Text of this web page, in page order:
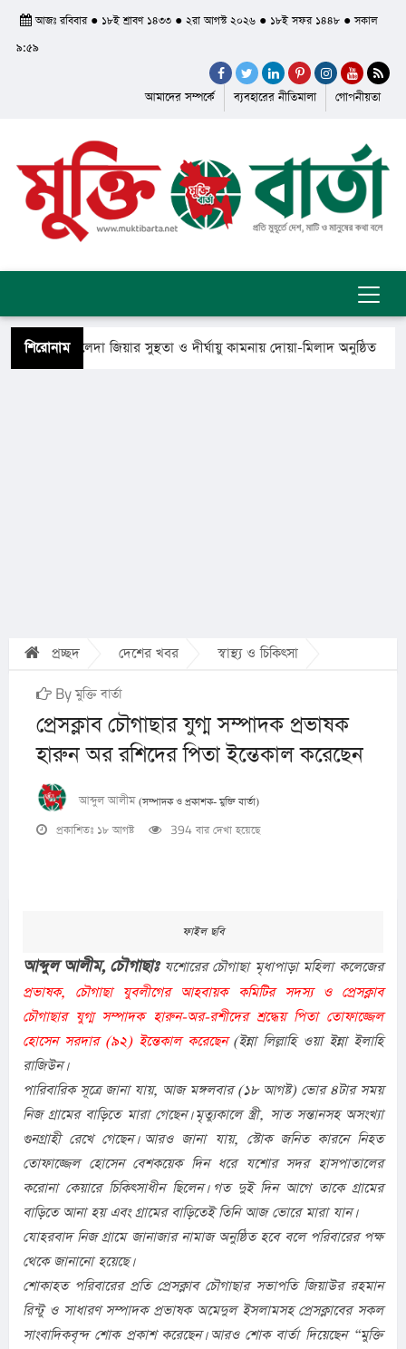
আজঃ রবিবার ● ১৮ই শ্রাবণ ১৪৩৩ ● ২রা আগস্ট ২০২৬ ● ১৮ই সফর ১৪৪৮ ● সকাল
৯:৫৯
আমাদের সম্পর্কে ব্যবহারের নীতিমালা গোপনীয়তা
শিরোনামখালেদা জিয়ার সুস্থতা ও দীর্ঘায়ু কামনায় দোয়া-মিলাদ অনুষ্ঠিত
প্রচ্ছদ দেশের খবর স্বাস্থ্য ও চিকিৎসা
By মুক্তি বার্তা
প্রেসক্লাব চৌগাছার যুগ্ম সম্পাদক প্রভাষক
হারুন অর রশিদের পিতা ইন্তেকাল করেছেন
আব্দুল আলীম (সম্পাদক ও প্রকাশক- মুক্তি বার্তা)
প্রকাশিতঃ ১৮ আগষ্ট 394 বার দেখা হয়েছে
ফাইল ছবি
আব্দুল আলীম, চৌগাছাঃ যশোরের চৌগাছা মৃধাপাড়া মহিলা কলেজের
প্রভাষক, চৌগাছা যুবলীগের আহবায়ক কমিটির সদস্য ও প্রেসক্লাব
চৌগাছার যুগ্ম সম্পাদক হারুন-অর-রশীদের শ্রদ্ধেয় পিতা তোফাজ্জেল
হোসেন সরদার (৯২) ইন্তেকাল করেছেন(ইন্না লিল্লাহি ওয়া ইন্না ইলাহি
রাজিউন।
পারিবারিক সূত্রে জানা যায়, আজ মঙ্গলবার (১৮ আগষ্ট) ভোর ৪টার সময়
নিজ গ্রামের বাড়িতে মারা গেছেন। মৃত্যুকালে স্ত্রী, সাত সন্তানসহ অসংখ্যা
গুনগ্রাহী রেখে গেছেন। আরও জানা যায়, স্টোক জনিত কারনে নিহত
তোফাজ্জেল হোসেন বেশকয়েক দিন ধরে যশোর সদর হাসপাতালের
করোনা কেয়ারে চিকিৎসাধীন ছিলেন। গত দুই দিন আগে তাকে গ্রামের
বাড়িতে আনা হয় এবং গ্রামের বাড়িতেই তিনি আজ ভোরে মারা যান।
যোহরবাদ নিজ গ্রামে জানাজার নামাজ অনুষ্ঠিত হবে বলে পরিবারের পক্ষ
থেকে জানানো হয়েছে।
শোকাহত পরিবারের প্রতি প্রেসক্লাব চৌগাছার সভাপতি জিয়াউর রহমান
রিন্টু ও সাধারণ সম্পাদক প্রভাষক অমেদুল ইসলামসহ প্রেসক্লাবের সকল
সাংবাদিকবৃন্দ শোক প্রকাশ করেছেন। আরও শোক বার্তা দিয়েছেন “মুক্তি